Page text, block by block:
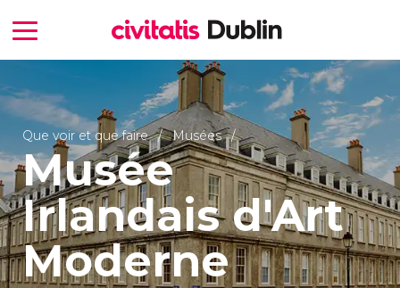
Que voir et que faire Musées
Musée
Irlandais d'Art
Moderne